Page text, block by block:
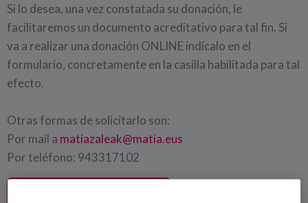
Si lo desea, una vez constatada su donación, le
facilitaremos un documento acreditativo para tal fin. Si
va a realizar una donación ONLINE indícalo en el
formulario, concretamente en la casilla habilitada para tal
efecto.
Otras formas de solicitarlo son:
Por mail a matiazaleak@matia.eus
Por teléfono: 943317102